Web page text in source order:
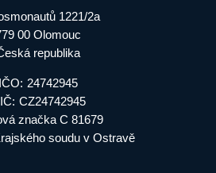
1221/2a
00 Olomouc
republika
IČO: 24742945
CZ24742945
značka C 81679
soudu v Ostravě